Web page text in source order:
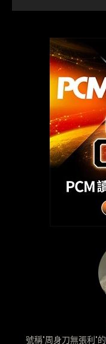
號稱"周身刀無張利"